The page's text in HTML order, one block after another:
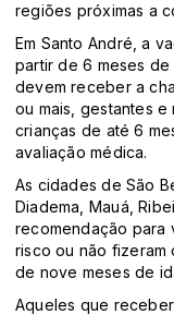
regiões próximas a
Em Santo André, a
partir de 6 meses
devem receber a
ou mais, gestantes e
crianças de até 6
avaliação médica.
As cidades de São
Diadema, Mauá,
recomendação para
risco ou não fizeram
de nove meses de
Aqueles que